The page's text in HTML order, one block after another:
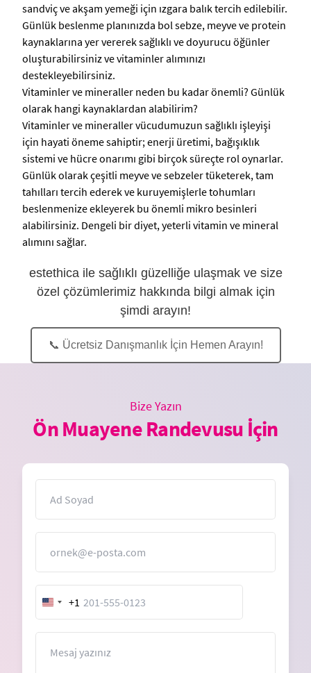
sandviç ve akşam yemeği için ızgara balık tercih edilebilir.
Günlük beslenme planınızda bol sebze, meyve ve protein
kaynaklarına yer vererek sağlıklı ve doyurucu öğünler
oluşturabilirsiniz ve vitaminler alımınızı
destekleyebilirsiniz.
Vitaminler ve mineraller neden bu kadar önemli? Günlük
olarak hangi kaynaklardan alabilirim?
Vitaminler ve mineraller vücudumuzun sağlıklı işleyişi
için hayati öneme sahiptir; enerji üretimi, bağışıklık
sistemi ve hücre onarımı gibi birçok süreçte rol oynarlar.
Günlük olarak çeşitli meyve ve sebzeler tüketerek, tam
tahılları tercih ederek ve kuruyemişlerle tohumları
beslenmenize ekleyerek bu önemli mikro besinleri
alabilirsiniz. Dengeli bir diyet, yeterli vitamin ve mineral
alımını sağlar.
estethica ile sağlıklı güzelliğe ulaşmak ve size
özel çözümlerimiz hakkında bilgi almak için
şimdi arayın!
📞 Ücretsiz Danışmanlık İçin Hemen Arayın!
Bize Yazın
Ön Muayene Randevusu İçin
United
States
+1